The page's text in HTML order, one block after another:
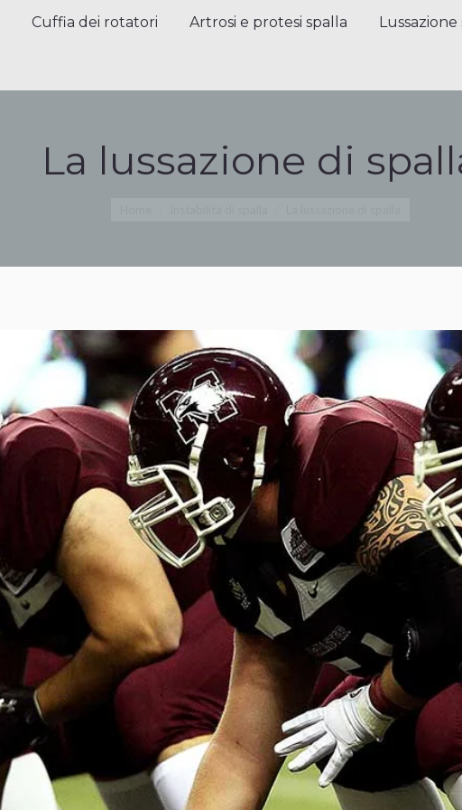
Cuffia dei rotatori Artrosi e protesi spalla Lussazione
La lussazione di
Cuffia dei rotatori Artrosi e protesi spalla
Lussazione